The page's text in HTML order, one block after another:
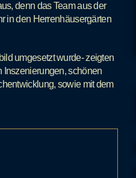
denn das Team aus der
in den Herrenhäusergärten
umgesetzt wurde- zeigten
Inszenierungen, schönen
sowie mit dem